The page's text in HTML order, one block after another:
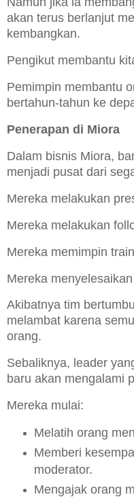
akan terus berlanjut
kembangkan.
Pengikut membantu
Pemimpin membantu
bertahun-tahun ke
Penerapan di Miora
Dalam bisnis Miora,
menjadi pusat dari
Mereka melakukan
Mereka melakukan
Mereka memimpin
Mereka
Akibatnya tim
melambat karena
orang.
Sebaliknya, leader
baru akan mengalami
Mereka mulai:
Melatih orang
Memberi
moderator.
Mengajak orang